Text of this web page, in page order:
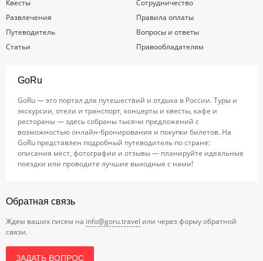
Квесты
Развлечения
Путеводитель
Статьи
Сотрудничество
Правила оплаты
Вопросы и ответы
Правообладателям
GoRu
GoRu — это портал для путешествий и отдыха в России. Туры и
экскурсии, отели и транспорт, концерты и квесты, кафе и
рестораны — здесь собраны тысячи предложений с
возможностью онлайн-бронирования и покупки билетов. На
GoRu представлен подробный путеводитель по стране:
описания мест, фотографии и отзывы — планируйте идеальные
поездки или проводите лучшие выходные с нами!
Обратная связь
Ждем ваших писем на info@goru.travel или через форму обратной
связи.
ЗАДАТЬ ВОПРОС